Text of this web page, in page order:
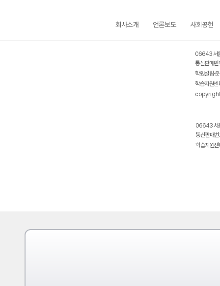
회사소개 언론보도 사회공헌
06643 서
통신판매
학원설립·
학습지원
06643 서
통신판매
학습지원